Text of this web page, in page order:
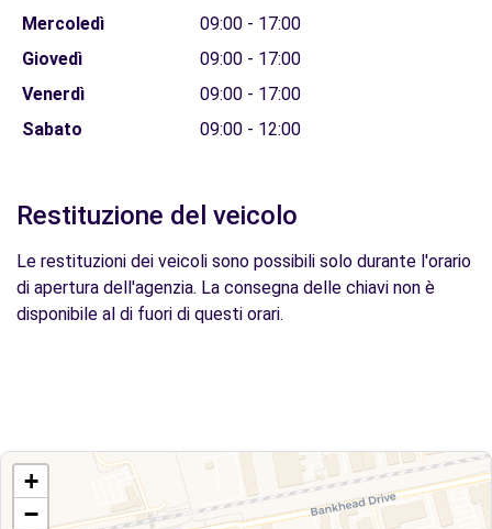
Mercoledì
09:00 - 17:00
Giovedì
09:00 - 17:00
Venerdì
09:00 - 17:00
Sabato
09:00 - 12:00
Restituzione del veicolo
Le restituzioni dei veicoli sono possibili solo durante l'orario
di apertura dell'agenzia. La consegna delle chiavi non è
disponibile al di fuori di questi orari.
+
−